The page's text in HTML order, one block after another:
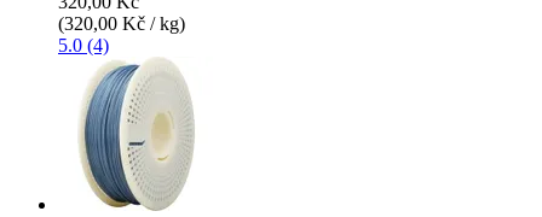
(320,00 Kč / kg)
5.0 (4)